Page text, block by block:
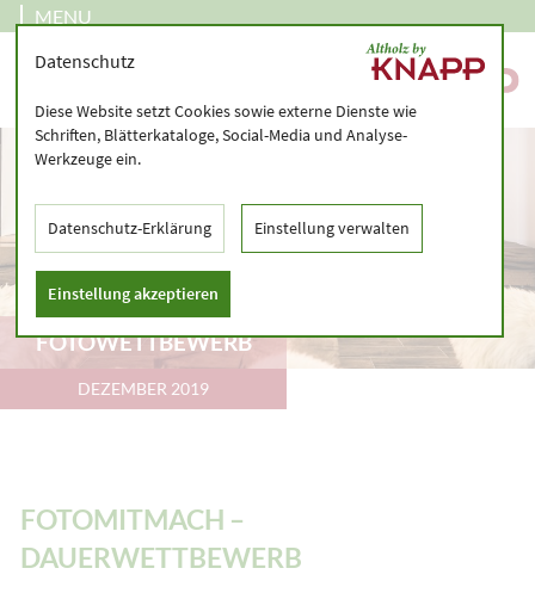
MENU
FOTOWETTBEWERB
DEZEMBER 2019
FOTOMITMACH –
DAUERWETTBEWERB
Datenschutz
Diese Website setzt Cookies sowie externe Dienste wie
Schriften, Blätterkataloge, Social-Media und Analyse-
Werkzeuge ein.
Datenschutz-Erklärung Einstellung verwalten
Einstellung akzeptieren